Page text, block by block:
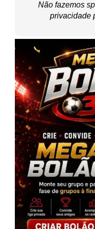
Não fazemos
privacidade